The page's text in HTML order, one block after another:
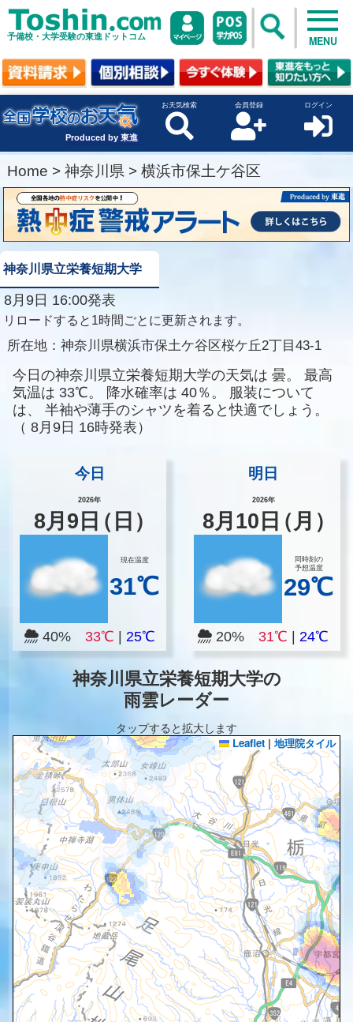
予備校・大学受験の東進ドットコム MENU
Produced by 東進
お天気検索 会員登録 ログイン
Home > 神奈川県 > 横浜市保土ケ谷区
神奈川県立栄養短期大学
8月9日 16:00発表
リロードすると1時間ごとに更新されます。
所在地： 神奈川県横浜市保土ケ谷区桜ケ丘2丁目43-1
今日の神奈川県立栄養短期大学の天気は 曇。
最高
気温は 33℃。 降水確率は 40％。
服装について
は、
半袖や薄手のシャツを着ると快適でしょう。
（ 8月9日 16時発表）
今日
2026年
8月 9 日（日）
現在温度
31℃
40% 33℃ 25℃
明日
2026年
8月 10 日（月）
同時刻の
予想温度
29℃
20%31℃ |24℃
神奈川県立栄養短期大学の
雨雲レーダー
タップすると拡大します
Leaflet | 地理院タイル